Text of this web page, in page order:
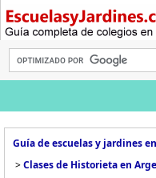
Guía de escuelas y jardines
>Clases de Historieta en